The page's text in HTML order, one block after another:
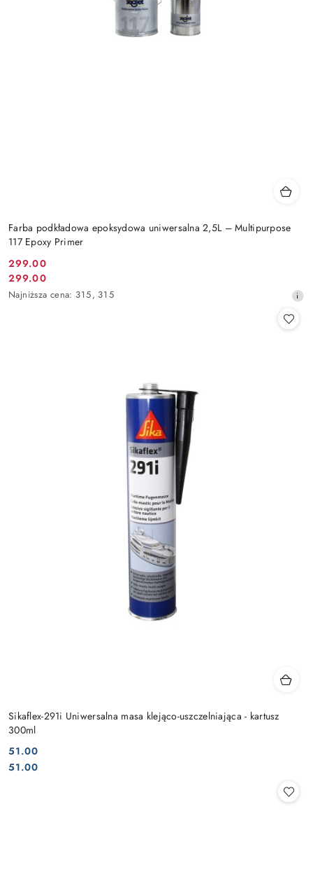
Farba podkładowa epoksydowa uniwersalna 2,5L – Multipurpose
117 Epoxy Primer
Cena
promocyjna:
299.00
Cena
promocyjna:
299.00
Najniższa
Najniższa cena: 315, 315
Sikaflex-291i Uniwersalna masa klejąco-uszczelniająca - kartusz
300ml
Cena:
51.00
Cena:
51.00